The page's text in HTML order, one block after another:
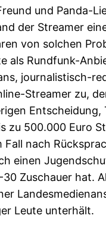
und Panda-
der Streamer
von solchen
als Rundfunk-
journalistisch-
Streamer zu,
zu 500.000 Euro
nach
einen
Zuschauer hat.
Leute unterhält.